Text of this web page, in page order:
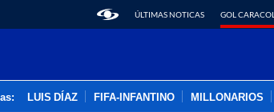
ÚLTIMAS NOTICAS GOL CARACOL
LUIS DÍAZ FIFA-INFANTINO MILLONARIOS